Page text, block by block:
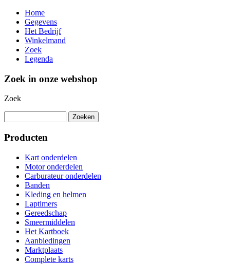
Home
Gegevens
Het Bedrijf
Winkelmand
Zoek
Legenda
Zoek in onze webshop
Zoek
Producten
Kart onderdelen
Motor onderdelen
Carburateur onderdelen
Banden
Kleding en helmen
Laptimers
Gereedschap
Smeermiddelen
Het Kartboek
Aanbiedingen
Marktplaats
Complete karts